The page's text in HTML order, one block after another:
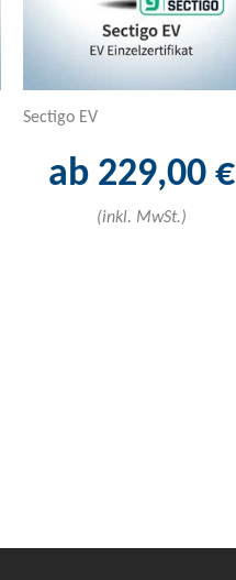
Sectigo EV
ab 229,00 €
(inkl. MwSt.)